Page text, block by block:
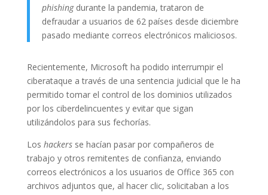
phishingdurante la pandemia, trataron de
defraudar a usuarios de 62 países desde diciembre
pasado mediante correos electrónicos maliciosos.
Recientemente, Microsoft ha podido interrumpir el
ciberataque a través de una sentencia judicial que le ha
permitido tomar el control de los dominios utilizados
por los ciberdelincuentes y evitar que sigan
utilizándolos para sus fechorías.
Los hackersse hacían pasar por compañeros de
trabajo y otros remitentes de confianza, enviando
correos electrónicos a los usuarios de Office 365 con
archivos adjuntos que, al hacer clic, solicitaban a los